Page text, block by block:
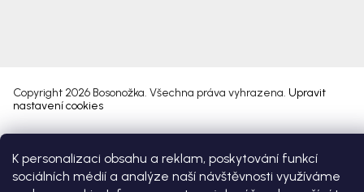
K personalizaci obsahu a reklam, poskytování funkcí
sociálních médií a analýze naší návštěvnosti využíváme
Copyright 2026 Bosonožka. Všechna práva vyhrazena. Upravit
nastavení cookies